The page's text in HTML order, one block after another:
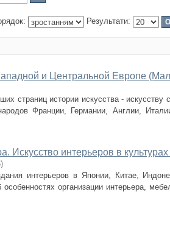
Результати:
и Центральной Европе
страниц истории искусства - искусству
Франции, Германии, Англии,
Искусство интерьеров в
)
интерьеров в Японии, Китае,
организации интерьера,